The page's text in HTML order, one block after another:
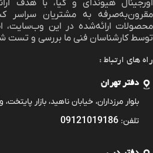
اورجینال هیوندای و کیا، با هدف
مقرون‌به‌صرفه به مشتریان سراسر
محصولات ارائه‌شده در این وب‌سایت،
توسط کارشناسان فنی ما بررسی و تست
راه های ارتباط :
دفتر تهران
بلوار مرزداران، خیابان ناهید، بازار پایتخت،
تلفن: 09121019186